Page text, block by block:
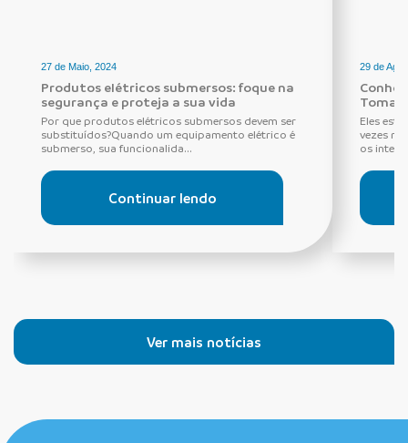
27 de Maio, 2024
Produtos elétricos submersos: foque na
segurança e proteja a sua vida
Por que produtos elétricos submersos devem ser
substituídos?Quando um equipamento elétrico é
submerso, sua funcionalida...
Continuar lendo
29 de
Eles
vezes
os
Ver mais notícias